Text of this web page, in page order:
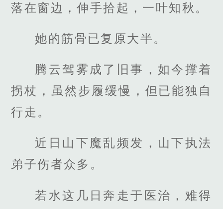
落在窗边，伸手拾起，一叶知秋。
她的筋骨已复原大半。
腾云驾雾成了旧事，如今撑着
拐杖，虽然步履缓慢，但已能独自
行走。
近日山下魔乱频发，山下执法
弟子伤者众多。
若水这几日奔走于医治，难得